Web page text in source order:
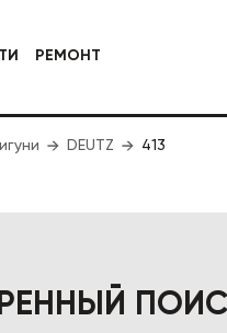
РЕМОНТ
DEUTZ 413